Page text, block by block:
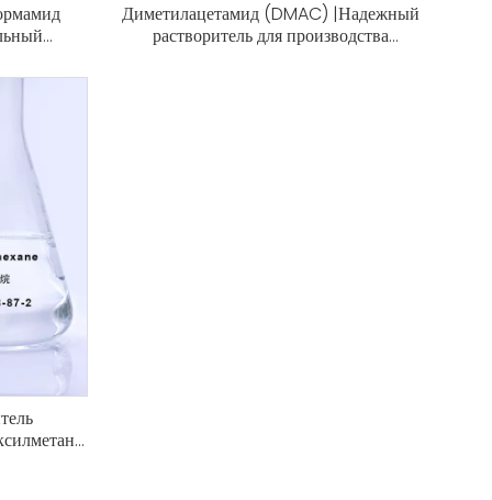
Диметилацетамид (DMAC) |Надежный
растворитель для производства